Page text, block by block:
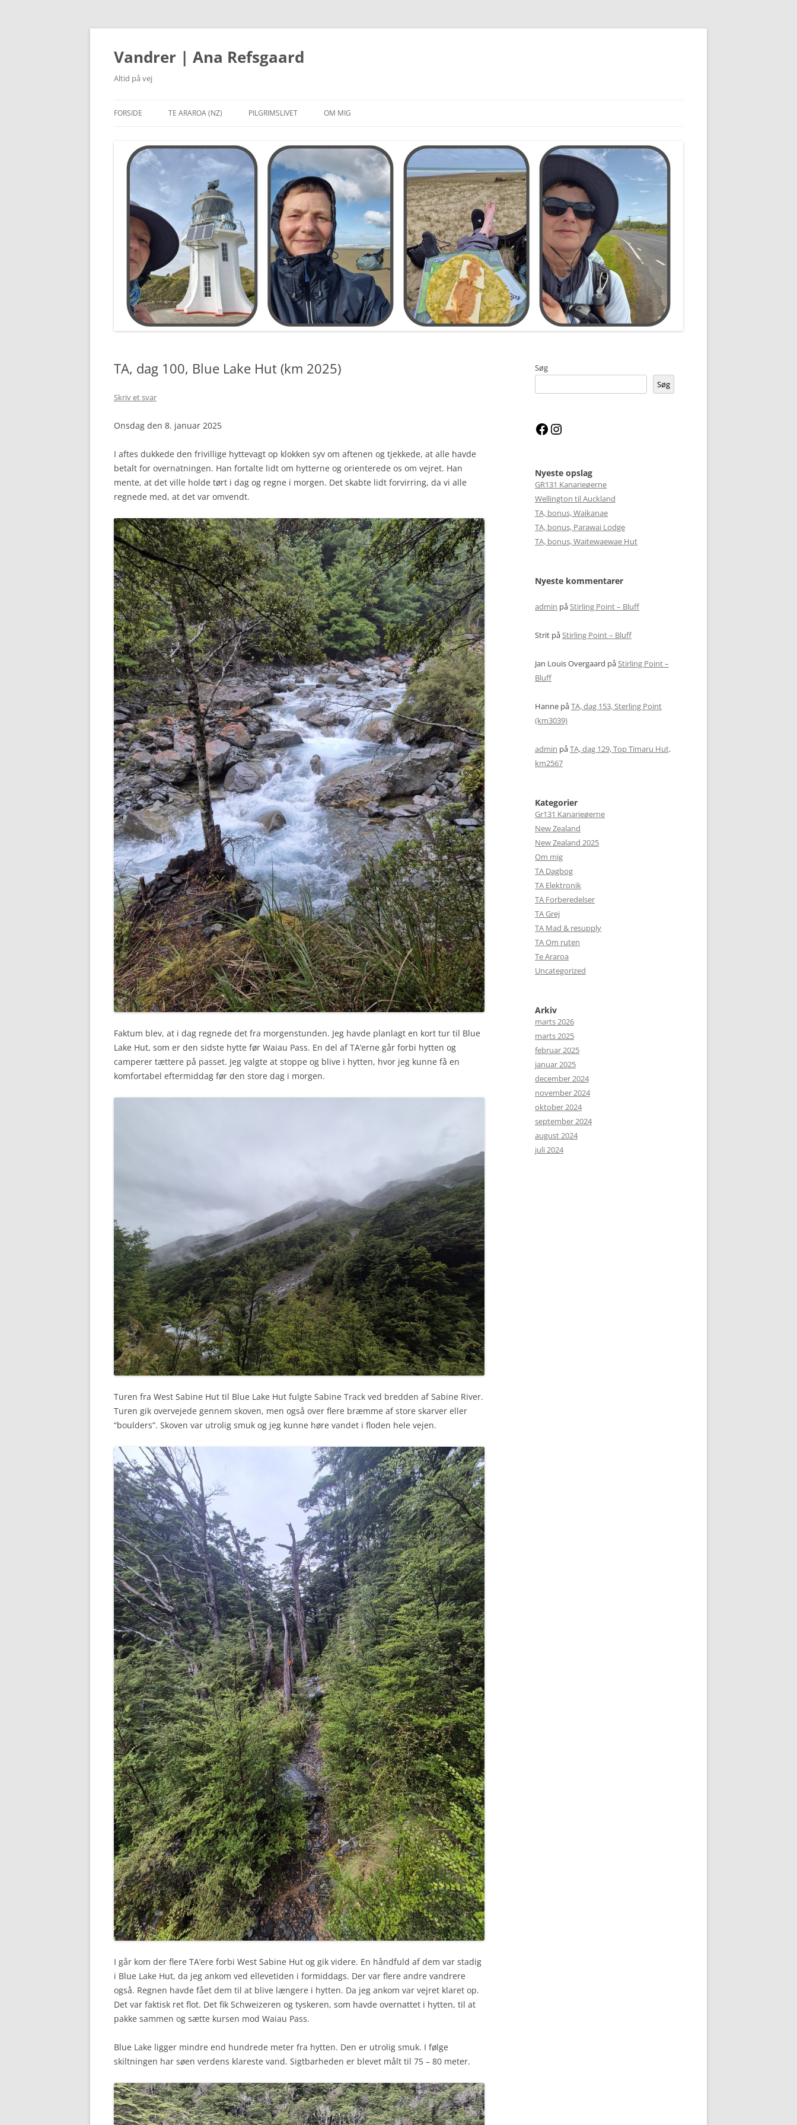
Hop
Vandrer | Ana Refsgaard
Altid på vej
FORSIDE TE ARAROA (NZ) PILGRIMSLIVET OM MIG
TA, dag 100, Blue Lake Hut (km 2025)
Skriv et svar
Onsdag den 8. januar 2025
I aftes dukkede den frivillige hyttevagt op klokken syv om aftenen og tjekkede, at alle havde
betalt for overnatningen. Han fortalte lidt om hytterne og orienterede os om vejret. Han
mente, at det ville holde tørt i dag og regne i morgen. Det skabte lidt forvirring, da vi alle
regnede med, at det var omvendt.
Faktum blev, at i dag regnede det fra morgenstunden. Jeg havde planlagt en kort tur til Blue
Lake Hut, som er den sidste hytte før Waiau Pass. En del af TA’erne går forbi hytten og
camperer tættere på passet. Jeg valgte at stoppe og blive i hytten, hvor jeg kunne få en
komfortabel eftermiddag før den store dag i morgen.
Turen fra West Sabine Hut til Blue Lake Hut fulgte Sabine Track ved bredden af Sabine River.
Turen gik overvejede gennem skoven, men også over flere bræmme af store skarver eller
“boulders”. Skoven var utrolig smuk og jeg kunne høre vandet i floden hele vejen.
I går kom der flere TA’ere forbi West Sabine Hut og gik videre. En håndfuld af dem var stadig
i Blue Lake Hut, da jeg ankom ved ellevetiden i formiddags. Der var flere andre vandrere
også. Regnen havde fået dem til at blive længere i hytten. Da jeg ankom var vejret klaret op.
Det var faktisk ret flot. Det fik Schweizeren og tyskeren, som havde overnattet i hytten, til at
pakke sammen og sætte kursen mod Waiau Pass.
Blue Lake ligger mindre end hundrede meter fra hytten. Den er utrolig smuk. I følge
skiltningen har søen verdens klareste vand. Sigtbarheden er blevet målt til 75 – 80 meter.
Søg
Søg
Facebook
Nyeste opslag
GR131 Kanarieøerne
Wellington til Auckland
TA, bonus, Waikanae
TA, bonus, Parawai Lodge
TA, bonus, Waitewaewae Hut
Nyeste kommentarer
admin påStirling Point – Bluff
Strit påStirling Point – Bluff
Jan Louis Overgaard påStirling Point –
Bluff
Hanne påTA, dag 153, Sterling Point
(km3039)
admin påTA, dag 129, Top Timaru Hut,
km2567
Kategorier
Gr131 Kanarieøerne
New Zealand
New Zealand 2025
Om mig
TA Dagbog
TA Elektronik
TA Forberedelser
TA Grej
TA Mad & resupply
TA Om ruten
Te Araroa
Uncategorized
Arkiv
marts 2026
marts 2025
februar 2025
januar 2025
december 2024
november 2024
oktober 2024
september 2024
august 2024
juli 2024